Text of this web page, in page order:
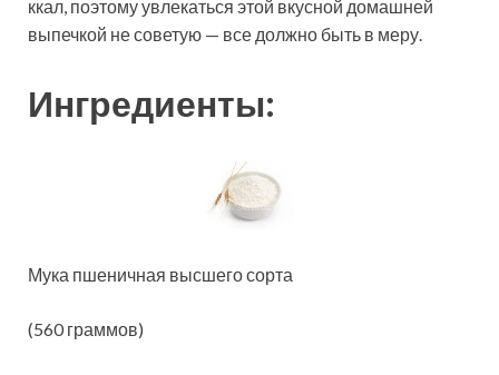
ккал, поэтому увлекаться этой вкусной домашней
выпечкой не советую — все должно быть в меру.
Ингредиенты:
Мука пшеничная высшего сорта
(560 граммов)